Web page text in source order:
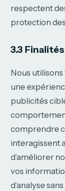
respectent
protection
3.3
Nous
une
publicités
comprendre
interagissent
d’améliorer
vos
d’analyse